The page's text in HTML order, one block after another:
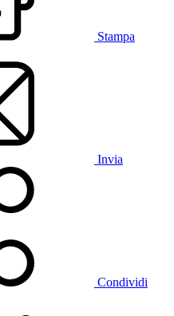
Stampa
Invia
Condividi